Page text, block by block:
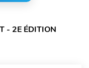
- 2E ÉDITION